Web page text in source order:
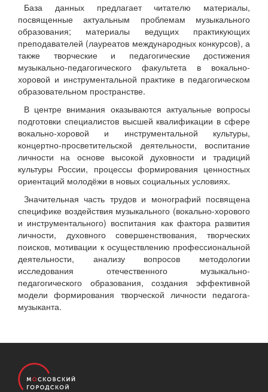
База данных предлагает читателю материалы,
посвященные актуальным проблемам музыкального
образования; материалы ведущих практикующих
преподавателей (лауреатов международных конкурсов), а
также творческие и педагогические достижения
музыкально-педагогического факультета в вокально-
хоровой и инструментальной практике в педагогическом
образовательном пространстве.
В центре внимания оказываются актуальные вопросы
подготовки специалистов высшей квалификации в сфере
вокально-хоровой и инструментальной культуры,
концертно-просветительской деятельности, воспитание
личности на основе высокой духовности и традиций
культуры России, процессы формирования ценностных
ориентаций молодёжи в новых социальных условиях.
Значительная часть трудов и монографий посвящена
специфике воздействия музыкального (вокально-хорового
и инструментального) воспитания как фактора развития
личности, духовного совершенствования, творческих
поисков, мотивации к осуществлению профессиональной
деятельности, анализу вопросов методологии
исследования отечественного музыкально-
педагогического образования, создания эффективной
модели формирования творческой личности педагога-
музыканта.